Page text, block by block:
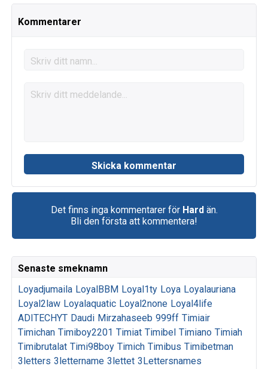
Kommentarer
Det finns inga kommentarer för Hardän.
Bli den första att kommentera!
Senaste smeknamn
Loyadjumaila LoyalBBM Loyal1ty Loya Loyalauriana
Loyal2law Loyalaquatic Loyal2none Loyal4life
ADITECHYT Daudi Mirzahaseeb 999ff Timiair
Timichan Timiboy2201 Timiat Timibel Timiano Timiah
Timibrutalat Timi98boy Timich Timibus Timibetman
3letters 3lettername 3lettet 3Lettersnames